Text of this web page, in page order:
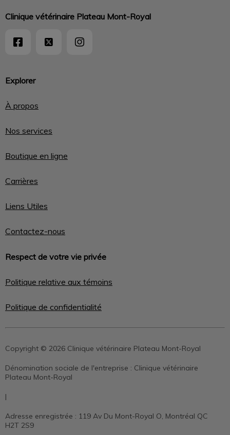
Explorer
À propos
Nos services
Boutique en ligne
Carrières
Liens Utiles
Contactez-nous
Respect de votre vie privée
Politique relative aux témoins
Politique de confidentialité
Clinique vétérinaire Plateau Mont-Royal
Copyright © 2026 Clinique vétérinaire Plateau Mont-Royal
Dénomination sociale de l'entreprise : Clinique vétérinaire
Plateau Mont-Royal
|
Adresse enregistrée : 119 Av Du Mont-Royal O, Montréal QC
H2T 2S9